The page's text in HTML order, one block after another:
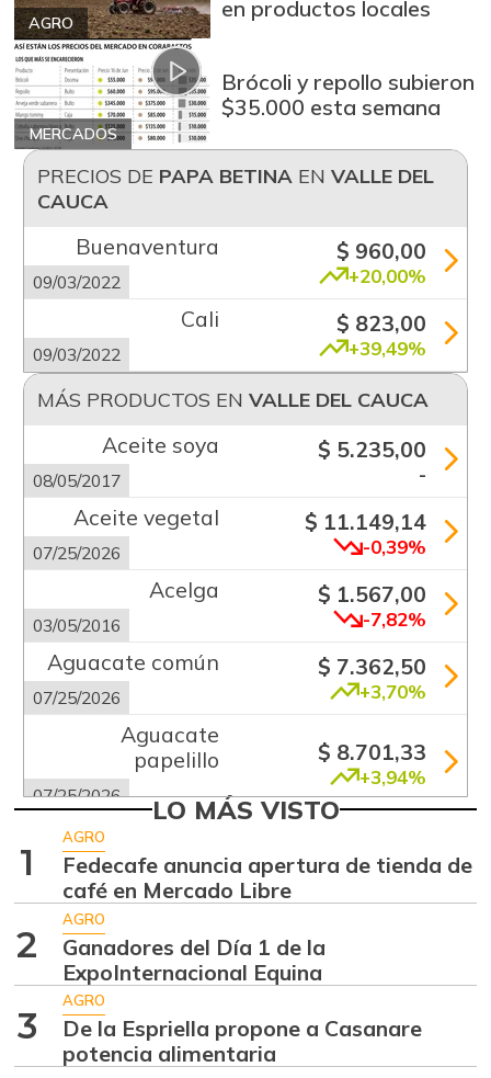
AGRO
en productos locales
MERCADOS
Brócoli y repollo subieron
$35.000 esta semana
PRECIOS DE PAPA BETINAEN VALLE DEL
CAUCA
Buenaventura
09/03/2022
$ 960,00
+20,00%
Cali
09/03/2022
$ 823,00
+39,49%
MÁS PRODUCTOS EN VALLE DEL CAUCA
Aceite soya
08/05/2017
$ 5.235,00
-
Aceite vegetal
07/25/2026
$ 11.149,14
-0,39%
Acelga
03/05/2016
$ 1.567,00
-7,82%
Aguacate común
07/25/2026
$ 7.362,50
+3,70%
Aguacate
papelillo
07/25/2026
$ 8.701,33
+3,94%
07/25/2026 +6,68%
Ajo
07/25/2026
$ 5.516,33
Alas de pollo sin
07/25/2026
$ 10.746,80
LO MÁS VISTO
1
AGRO
Fedecafe anuncia apertura de tienda de
café en Mercado Libre
2
AGRO
Ganadores del Día 1 de la
ExpoInternacional Equina
3
AGRO
De la Espriella propone a Casanare
potencia alimentaria